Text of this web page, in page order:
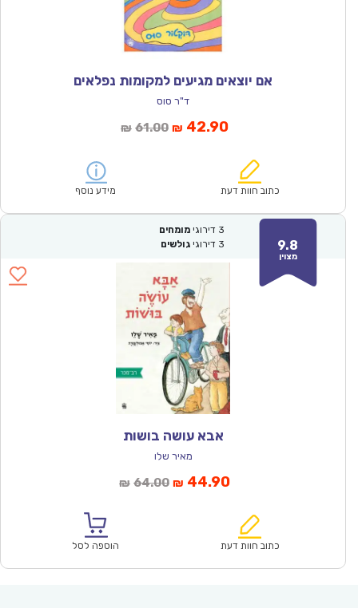
אם יוצאים מגיעים למקומות נפלאים
ד"ר סוס
₪ 61.00המחיר
₪61.00.
₪ 42.90המחיר
הוא:
כתוב חוות דעת מידע נוסף
9.8
מצוין
3 דירוגי מומחים
3 דירוגי גולשים
אבא עושה בושות
מאיר שלו
₪ 64.00המחיר
₪64.00.
₪ 44.90המחיר
הוא:
כתוב חוות דעת הוספה לסל